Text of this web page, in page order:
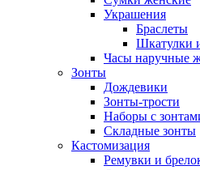
Украшения
Браслеты
Шкатулки
Часы наручные
Зонты
Дождевики
Зонты-трости
Наборы с
Складные зонты
Кастомизация
Ремувки и